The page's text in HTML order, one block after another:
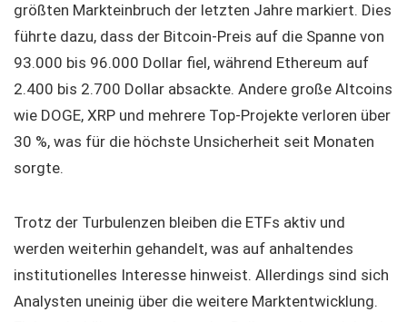
größten Markteinbruch der letzten Jahre markiert. Dies
führte dazu, dass der Bitcoin-Preis auf die Spanne von
93.000 bis 96.000 Dollar fiel, während Ethereum auf
2.400 bis 2.700 Dollar absackte. Andere große Altcoins
wie DOGE, XRP und mehrere Top-Projekte verloren über
30 %, was für die höchste Unsicherheit seit Monaten
sorgte.
Trotz der Turbulenzen bleiben die ETFs aktiv und
werden weiterhin gehandelt, was auf anhaltendes
institutionelles Interesse hinweist. Allerdings sind sich
Analysten uneinig über die weitere Marktentwicklung.